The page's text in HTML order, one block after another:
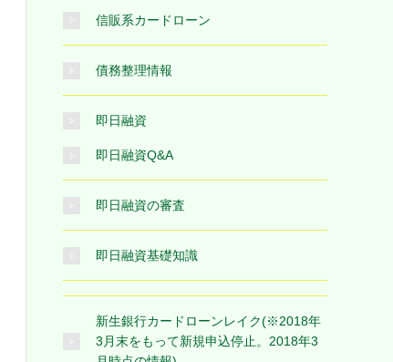
信販系カードローン
債務整理情報
即日融資
即日融資Q&A
即日融資の審査
即日融資基礎知識
新生銀行カードローンレイク(※2018年
3月末をもって新規申込停止。2018年3